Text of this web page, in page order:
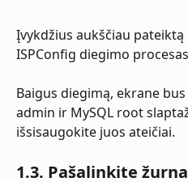
Įvykdžius aukščiau
ISPConfig diegimo
Baigus diegimą, ekrane
admin ir MySQL root
išsisaugokite juos ateičiai.
1.3. Pašalinkite